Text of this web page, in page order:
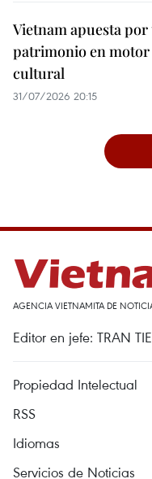
Vietnam apuesta
patrimonio en
cultural
31/07/2026 20:15
AGENCIA VIETNAMITA DE
Editor en jefe: TRAN
Propiedad Intelectual
RSS
Idiomas
Servicios de Noticias